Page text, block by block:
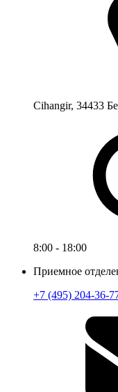
Cihangir, 34433
8:00 - 18:00
Приемное
+7 (495) 204-36-